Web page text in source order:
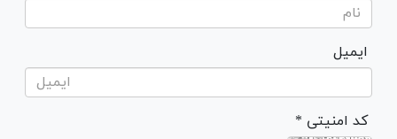
ایمیل
* کد امنیتی